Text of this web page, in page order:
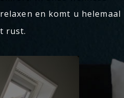
en komt u helemaal
rust.